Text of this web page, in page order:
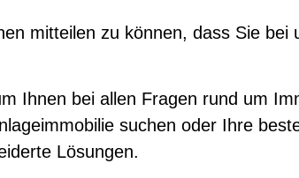
mitteilen zu können, dass Sie bei
Ihnen bei allen Fragen rund um
suchen oder Ihre
Lösungen.